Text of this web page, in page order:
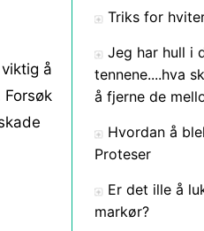
å
Triks for
Jeg har hull i
tennene....hva
å fjerne de
Hvordan å
Proteser
Er det ille å
markør?